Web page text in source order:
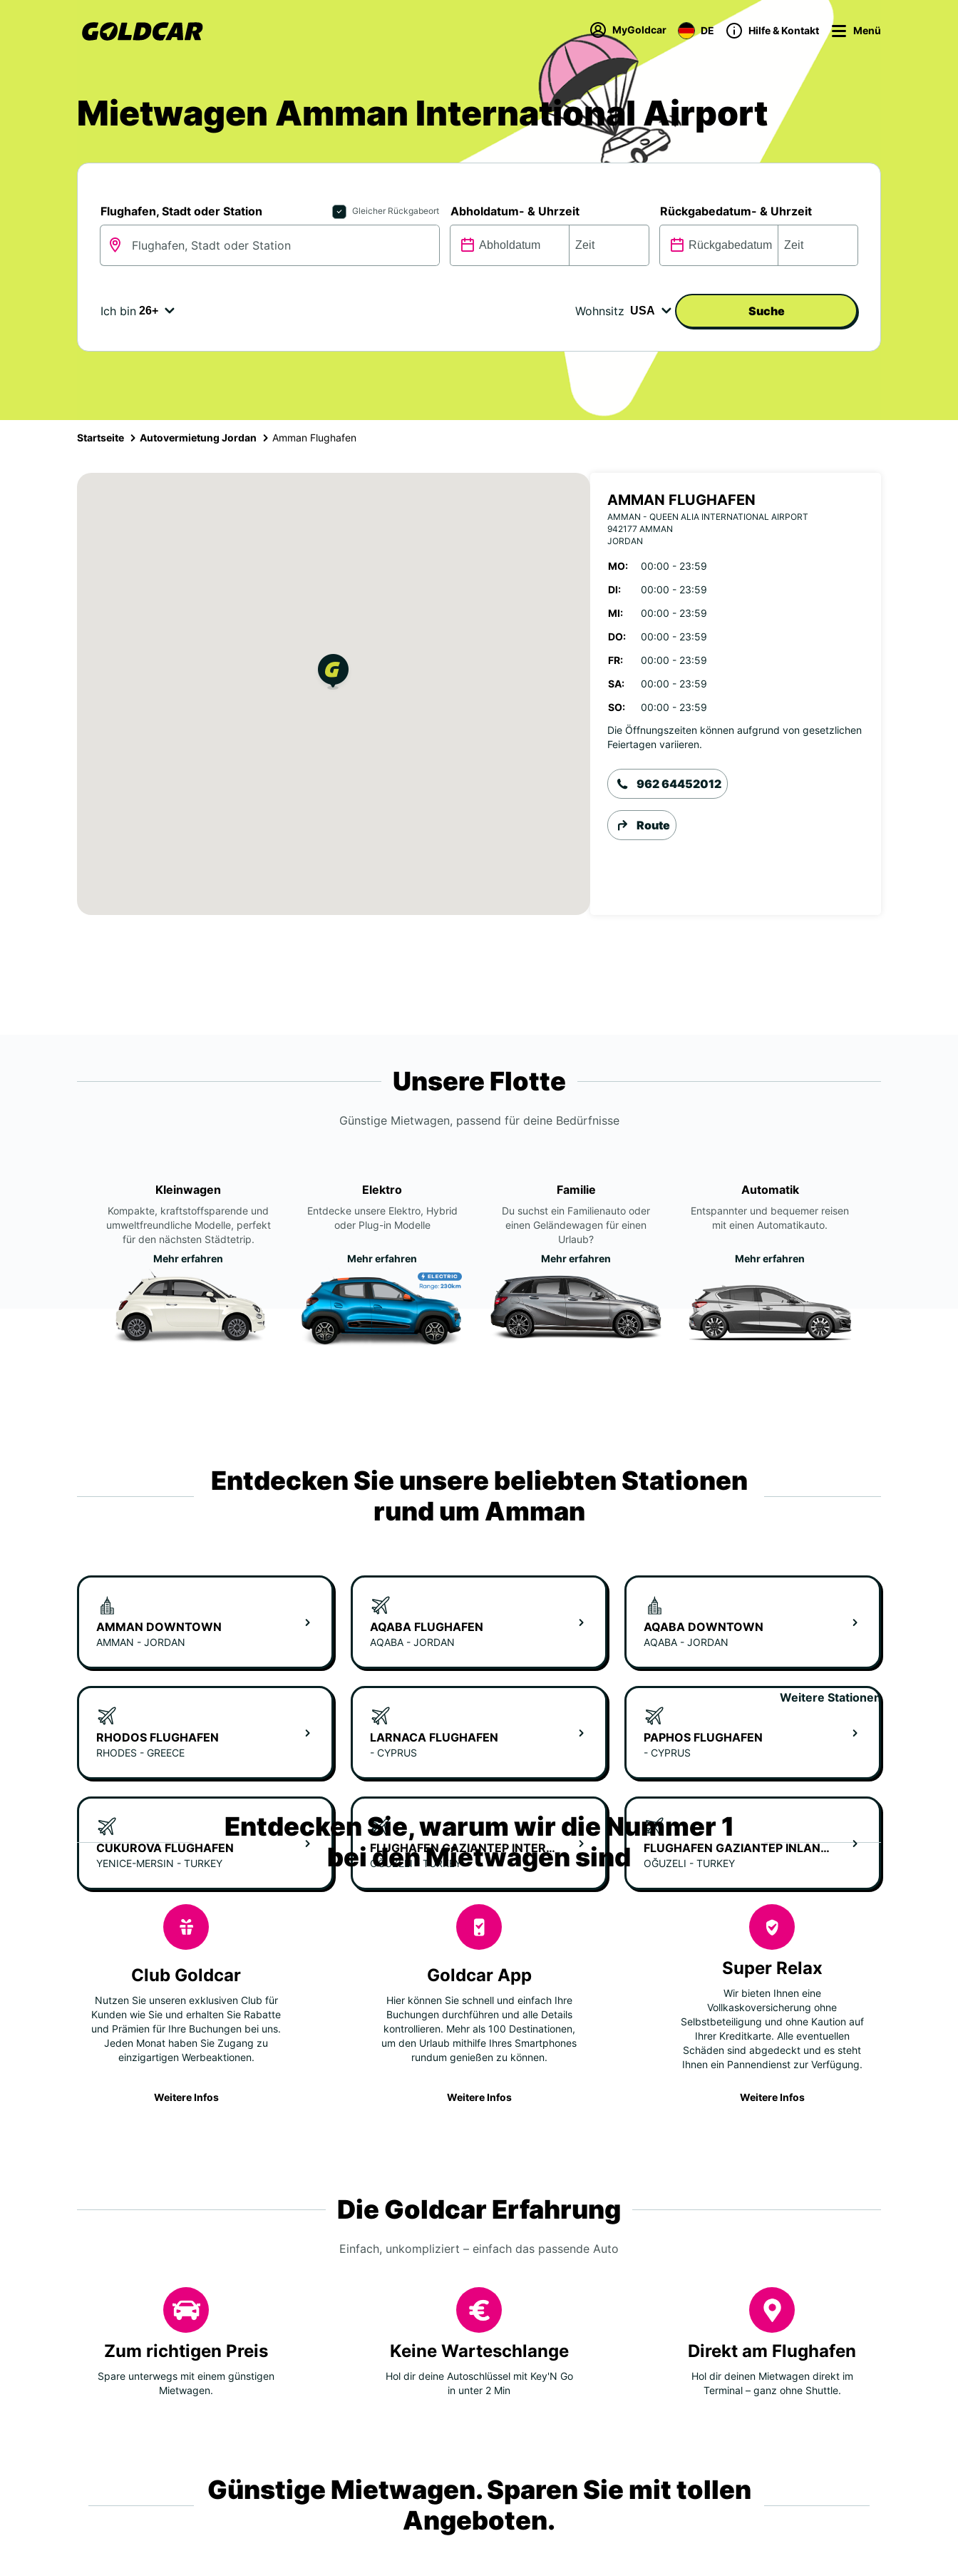
MyGoldcar DE Hilfe & Kontakt Menü
Mietwagen Amman International Airport
Flughafen, Stadt oder Station Gleicher Rückgabeort Abholdatum- & Uhrzeit Rückgabedatum- & Uhrzeit
Ich bin Wohnsitz Suche
Startseite Autovermietung Jordan Amman Flughafen
AMMAN FLUGHAFEN
AMMAN - QUEEN ALIA INTERNATIONAL AIRPORT
942177 AMMAN
JORDAN
MO:
00:00 - 23:59
DI:
00:00 - 23:59
MI:
00:00 - 23:59
DO:
00:00 - 23:59
FR:
00:00 - 23:59
SA:
00:00 - 23:59
SO:
00:00 - 23:59
Die Öffnungszeiten können aufgrund von gesetzlichen
Feiertagen variieren.
962 64452012
Route
Unsere Flotte
Günstige Mietwagen, passend für deine Bedürfnisse
Kleinwagen
Kompakte, kraftstoffsparende und
umweltfreundliche Modelle, perfekt
für den nächsten Städtetrip.
Mehr erfahren
Elektro
Entdecke unsere Elektro, Hybrid
oder Plug-in Modelle
Mehr erfahren
Familie
Du suchst ein Familienauto oder
einen Geländewagen für einen
Urlaub?
Mehr erfahren
Automatik
Entspannter und bequemer reisen
mit einen Automatikauto.
Mehr erfahren
Entdecken Sie unsere beliebten Stationen
rund um Amman
AMMAN DOWNTOWN
AMMAN - JORDAN
AQABA FLUGHAFEN
AQABA - JORDAN
AQABA DOWNTOWN
AQABA - JORDAN
RHODOS FLUGHAFEN
RHODES - GREECE
LARNACA FLUGHAFEN
- CYPRUS
PAPHOS FLUGHAFEN
- CYPRUS
CUKUROVA FLUGHAFEN
YENICE-MERSIN - TURKEY
FLUGHAFEN GAZIANTEP INTERNATIONALE ANKUNFT
OĞUZELI - TURKEY
FLUGHAFEN GAZIANTEP INLAND ANKUNFT
OĞUZELI - TURKEY
Weitere Stationen
Entdecken Sie, warum wir die Nummer 1
bei den Mietwagen sind
Club Goldcar
Nutzen Sie unseren exklusiven Club für
Kunden wie Sie und erhalten Sie Rabatte
und Prämien für Ihre Buchungen bei uns.
Jeden Monat haben Sie Zugang zu
einzigartigen Werbeaktionen.
Weitere Infos
Goldcar App
Hier können Sie schnell und einfach Ihre
Buchungen durchführen und alle Details
kontrollieren. Mehr als 100 Destinationen,
um den Urlaub mithilfe Ihres Smartphones
rundum genießen zu können.
Weitere Infos
Super Relax
Wir bieten Ihnen eine
Vollkaskoversicherung ohne
Selbstbeteiligung und ohne Kaution auf
Ihrer Kreditkarte. Alle eventuellen
Schäden sind abgedeckt und es steht
Ihnen ein Pannendienst zur Verfügung.
Weitere Infos
Die Goldcar Erfahrung
Einfach, unkompliziert – einfach das passende Auto
Zum richtigen Preis
Spare unterwegs mit einem günstigen
Mietwagen.
Keine Warteschlange
Hol dir deine Autoschlüssel mit Key'N Go
in unter 2 Min
Direkt am Flughafen
Hol dir deinen Mietwagen direkt im
Terminal – ganz ohne Shuttle.
Günstige Mietwagen. Sparen Sie mit tollen
Angeboten.